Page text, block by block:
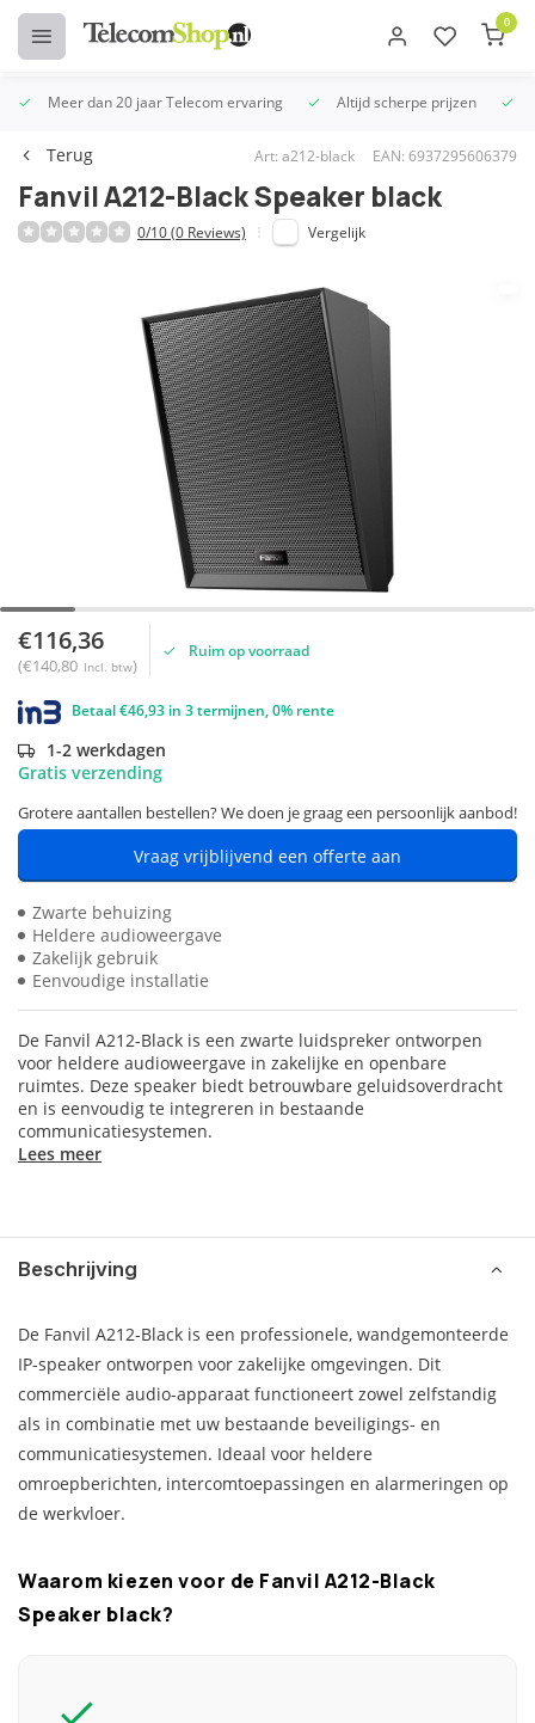
0
Meer dan 20 jaar Telecom ervaring Altijd scherpe prijzen
Terug Art: a212-black EAN: 6937295606379
Fanvil A212-Black Speaker black
0/10 (0 Reviews) Vergelijk
€116,36
(€140,80 Incl. btw)
Ruim op voorraad
Betaal €46,93 in 3 termijnen, 0% rente
1-2 werkdagen
Gratis verzending
Grotere aantallen bestellen? We doen je graag een persoonlijk aanbod!
Vraag vrijblijvend een offerte aan
Zwarte behuizing
Heldere audioweergave
Zakelijk gebruik
Eenvoudige installatie
De Fanvil A212-Black is een zwarte luidspreker ontworpen
voor heldere audioweergave in zakelijke en openbare
ruimtes. Deze speaker biedt betrouwbare geluidsoverdracht
en is eenvoudig te integreren in bestaande
communicatiesystemen.
Lees meer
Beschrijving
De Fanvil A212-Black is een professionele, wandgemonteerde
IP-speaker ontworpen voor zakelijke omgevingen. Dit
commerciële audio-apparaat functioneert zowel zelfstandig
als in combinatie met uw bestaande beveiligings- en
communicatiesystemen. Ideaal voor heldere
omroepberichten, intercomtoepassingen en alarmeringen op
de werkvloer.
Waarom kiezen voor de Fanvil A212-Black
Speaker black?